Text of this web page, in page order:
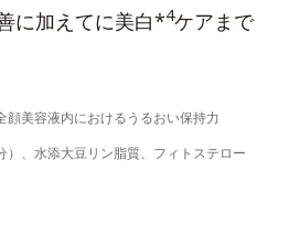
に加えてに美白*4ケアまで
美容液内におけるうるおい保持力
、水添大豆リン脂質、フィトステロー